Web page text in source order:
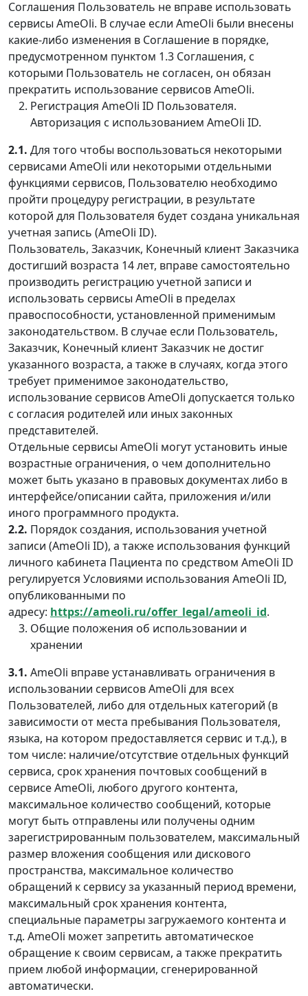
Соглашения Пользователь не вправе использовать
сервисы AmeOli. В случае если AmeOli были внесены
какие-либо изменения в Соглашение в порядке,
предусмотренном пунктом 1.3 Соглашения, с
которыми Пользователь не согласен, он обязан
прекратить использование сервисов AmeOli.
Регистрация AmeOli ID Пользователя.
Авторизация с использованием AmeOli ID.
2.1. Для того чтобы воспользоваться некоторыми
сервисами AmeOli или некоторыми отдельными
функциями сервисов, Пользователю необходимо
пройти процедуру регистрации, в результате
которой для Пользователя будет создана уникальная
учетная запись (AmeOli ID).
Пользователь, Заказчик, Конечный клиент Заказчика
достигший возраста 14 лет, вправе самостоятельно
производить регистрацию учетной записи и
использовать сервисы AmeOli в пределах
правоспособности, установленной применимым
законодательством. В случае если Пользователь,
Заказчик, Конечный клиент Заказчик не достиг
указанного возраста, а также в случаях, когда этого
требует применимое законодательство,
использование сервисов AmeOli допускается только
с согласия родителей или иных законных
представителей.
Отдельные сервисы AmeOli могут установить иные
возрастные ограничения, о чем дополнительно
может быть указано в правовых документах либо в
интерфейсе/описании сайта, приложения и/или
иного программного продукта.
2.2. Порядок создания, использования учетной
записи (AmeOli ID), а также использования функций
личного кабинета Пациента по средством AmeOli ID
регулируется Условиями использования AmeOli ID,
опубликованными по
адресу: https://ameoli.ru/offer _legal/ameoli _id.
Общие положения об использовании и
хранении
3.1. AmeOli вправе устанавливать ограничения в
использовании сервисов AmeOli для всех
Пользователей, либо для отдельных категорий (в
зависимости от места пребывания Пользователя,
языка, на котором предоставляется сервис и т.д.), в
том числе: наличие/отсутствие отдельных функций
сервиса, срок хранения почтовых сообщений в
сервисе AmeOli, любого другого контента,
максимальное количество сообщений, которые
могут быть отправлены или получены одним
зарегистрированным пользователем, максимальный
размер вложения сообщения или дискового
пространства, максимальное количество
обращений к сервису за указанный период времени,
максимальный срок хранения контента,
специальные параметры загружаемого контента и
т.д. AmeOli может запретить автоматическое
обращение к своим сервисам, а также прекратить
прием любой информации, сгенерированной
автоматически.